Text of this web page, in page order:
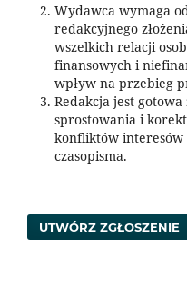
Wydawca wymaga
redakcyjnego
wszelkich relacji
finansowych i
wpływ na przebieg
Redakcja jest
sprostowania i
konfliktów
czasopisma.
UTWÓRZ ZGŁOSZENIE